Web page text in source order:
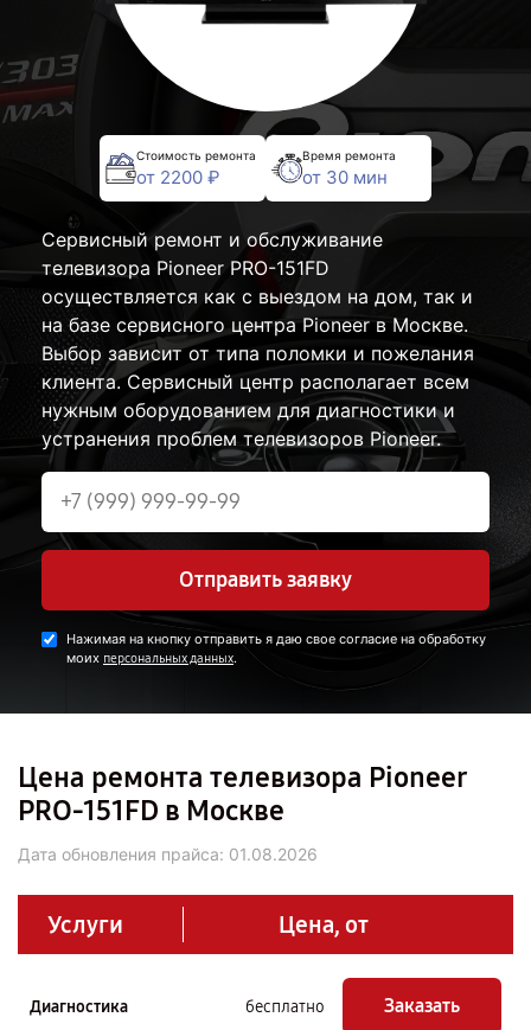
Стоимость ремонта
от 2200 ₽
Время ремонта
от 30 мин
Сервисный ремонт и обслуживание
телевизора Pioneer PRO-151FD
осуществляется как с выездом на дом, так и
на базе сервисного центра Pioneer в Москве.
Выбор зависит от типа поломки и пожелания
клиента. Сервисный центр располагает всем
нужным оборудованием для диагностики и
устранения проблем телевизоров Pioneer.
Отправить заявку
Нажимая на кнопку отправить я даю свое согласие на обработку
моих персональных данных.
Цена ремонта телевизора Pioneer
PRO-151FD в Москве
Дата обновления прайса: 01.08.2026
Услуги Цена, от
Диагностика бесплатно Заказать